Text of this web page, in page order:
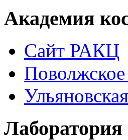
Академия
Сайт РАКЦ
Лаборатория